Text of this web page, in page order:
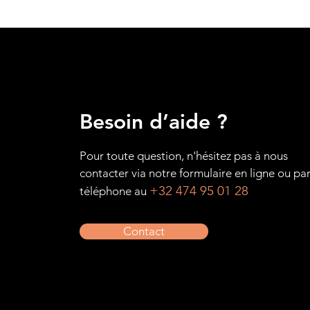
Besoin d’aide ?
Pour toute question, n'hésitez pas à nous
contacter via notre formulaire en ligne ou par
téléphone au +32 474 95 01 28
Contact